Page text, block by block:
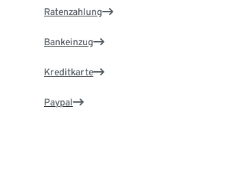
Ratenzahlung
Bankeinzug
Kreditkarte
Paypal